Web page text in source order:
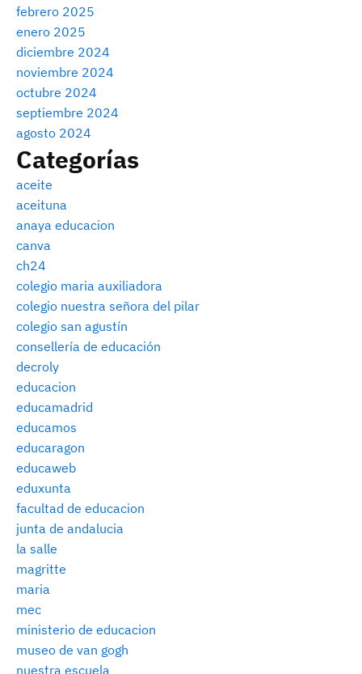
febrero 2025
enero 2025
diciembre 2024
noviembre 2024
octubre 2024
septiembre 2024
agosto 2024
Categorías
aceite
aceituna
anaya educacion
canva
ch24
colegio maria auxiliadora
colegio nuestra señora del pilar
colegio san agustín
consellería de educación
decroly
educacion
educamadrid
educamos
educaragon
educaweb
eduxunta
facultad de educacion
junta de andalucia
la salle
magritte
maria
mec
ministerio de educacion
museo de van gogh
nuestra escuela